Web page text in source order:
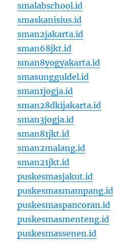
smalabschool.id
smaskanisius.id
sman2jakarta.id
sman68jkt.id
sman8yogyakarta.id
smasungguldel.id
sman1jogja.id
sman28dkijakarta.id
sman3jogja.id
sman81jkt.id
sman2malang.id
sman21jkt.id
puskesmasjakut.id
puskesmasmampang.id
puskesmaspancoran.id
puskesmasmenteng.id
puskesmassenen.id